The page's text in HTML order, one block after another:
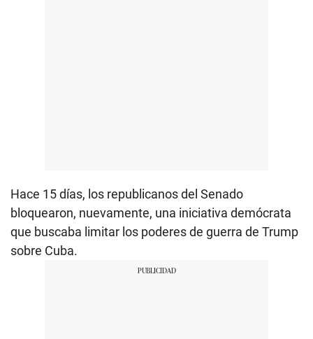
Hace 15 días, los republicanos del Senado
bloquearon, nuevamente, una iniciativa demócrata
que buscaba limitar los poderes de guerra de Trump
sobre Cuba.